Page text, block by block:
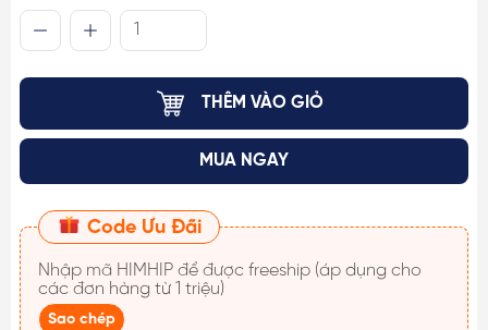
THÊM VÀO GIỎ
MUA NGAY
Code Ưu Đãi
Nhập mã HIMHIP
các đơn hàng từ 1 triệu)
Sao chép